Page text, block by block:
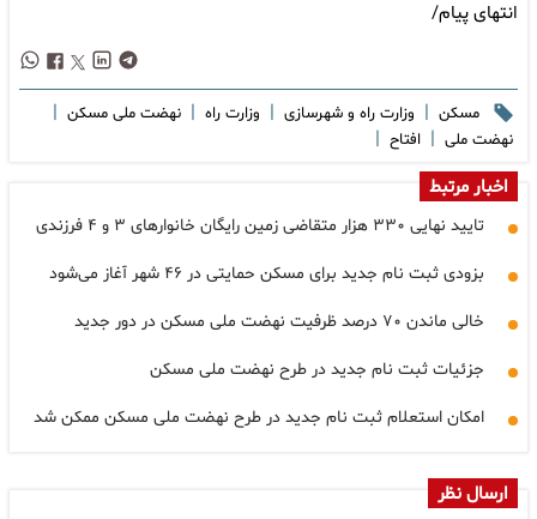
انتهای پیام/
مسکن | وزارت راه و شهرسازی | وزارت راه | نهضت ملی مسکن |
نهضت ملی | افتاح |
اخبار مرتبط
تایید نهایی ۳۳۰ هزار متقاضی زمین رایگان خانوارهای ۳ و ۴ فرزندی
بزودی ثبت نام جدید برای مسکن حمایتی در ۴۶ شهر آغاز می‌شود
خالی ماندن ۷۰ درصد ظرفیت نهضت ملی مسکن در دور جدید
جزئیات ثبت نام جدید در طرح نهضت ملی مسکن
امکان استعلام ثبت نام جدید در طرح نهضت ملی مسکن ممکن شد
ارسال نظر